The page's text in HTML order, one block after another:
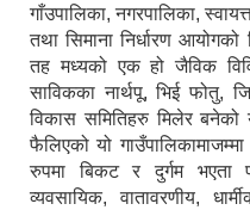
गाँउपालिका, नगरपालिका,
तथा सिमाना निर्धारण
तह मध्यको एक हो जैविक
साविकका नार्थपू, भिई फोतु,
विकास समितिहरु मिलेर बनेको
फैलिएको यो
रुपमा बिकट र दुर्गम भएता
व्यवसायिक, वातावरणीय,